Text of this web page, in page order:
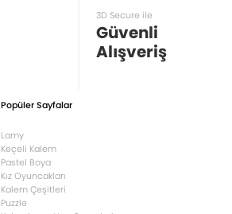
3D Secure ile
Güvenli
Alışveriş
Popüler Sayfalar
Lamy
Keçeli Kalem
Pastel Boya
Kız Oyuncakları
Kalem Çeşitleri
Puzzle